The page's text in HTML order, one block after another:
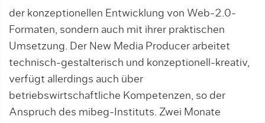
der konzeptionellen Entwicklung von Web-2.0-
Formaten, sondern auch mit ihrer praktischen
Umsetzung. Der New Media Producer arbeitet
technisch-gestalterisch und konzeptionell-kreativ,
verfügt allerdings auch über
betriebswirtschaftliche Kompetenzen, so der
Anspruch des mibeg-Instituts. Zwei Monate